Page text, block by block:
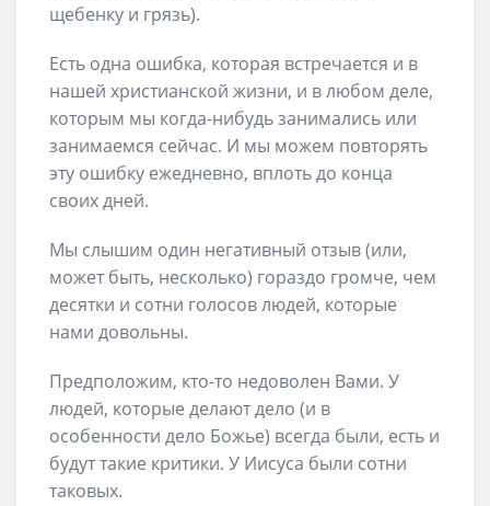
щебенку и грязь).
Есть одна ошибка, которая встречается и в
нашей христианской жизни, и в любом деле,
которым мы когда-нибудь занимались или
занимаемся сейчас. И мы можем повторять
эту ошибку ежедневно, вплоть до конца
своих дней.
Мы слышим один негативный отзыв (или,
может быть, несколько) гораздо громче, чем
десятки и сотни голосов людей, которые
нами довольны.
Предположим, кто-то недоволен Вами. У
людей, которые делают дело (и в
особенности дело Божье) всегда были, есть и
будут такие критики. У Иисуса были сотни
таковых.